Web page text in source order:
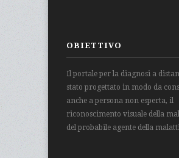
OBIETTIVO
Il portale per la diagnosi a
stato progettato in modo da
anche a persona non esperta, il
riconoscimento visuale della
del probabile agente della